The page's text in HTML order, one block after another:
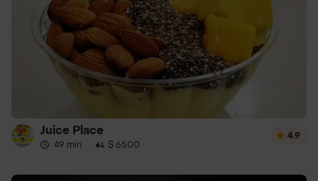
Juice Place
49 min · $ 6500
4.9